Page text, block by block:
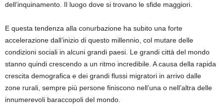
dell’inquinamento. Il luogo dove si trovano le sfide maggiori.
E questa tendenza alla conurbazione ha subito una forte
accelerazione dall’inizio di questo millennio, col mutare delle
condizioni sociali in alcuni grandi paesi. Le grandi città del mondo
stanno quindi crescendo a un ritmo incredibile. A causa della rapida
crescita demografica e dei grandi flussi migratori in arrivo dalle
zone rurali, sempre più persone finiscono nell’una o nell’altra delle
innumerevoli baraccopoli del mondo.